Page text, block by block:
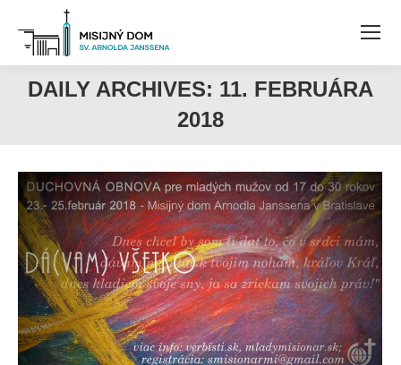
DAILY ARCHIVES: 11. FEBRUÁRA
2018